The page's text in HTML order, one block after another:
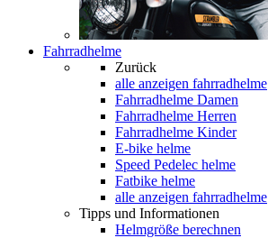
Fahrradhelme
Zurück
alle anzeigen fahrradhelme
Fahrradhelme Damen
Fahrradhelme Herren
Fahrradhelme Kinder
E-bike helme
Speed Pedelec helme
Fatbike helme
alle anzeigen fahrradhelme
Tipps und Informationen
Helmgröße berechnen